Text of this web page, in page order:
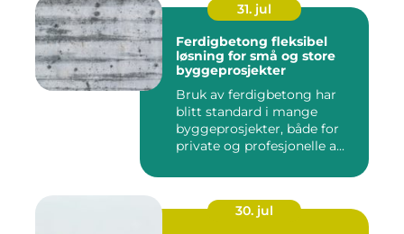
31. jul
Ferdigbetong fleksibel
løsning for små og store
byggeprosjekter
Bruk av ferdigbetong har
blitt standard i mange
byggeprosjekter, både for
private og profesjonelle a...
30. jul